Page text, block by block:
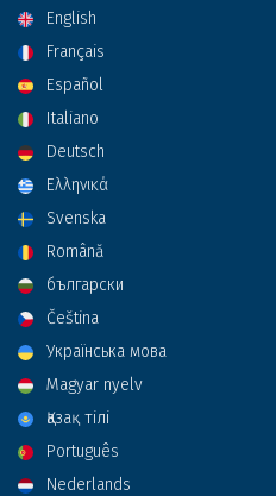
English
Français
Español
Italiano
Deutsch
Ελληνικά
Svenska
Română
български
Čeština
Українська мова
Magyar nyelv
Қазақ тілі
Português
Nederlands